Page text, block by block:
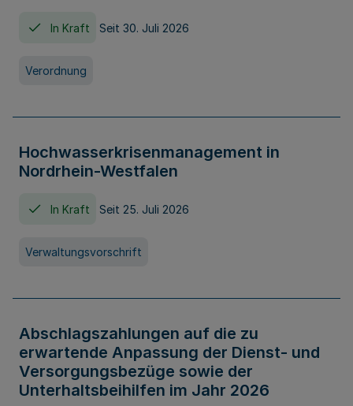
In Kraft Seit 30. Juli 2026
Verordnung
Hochwasserkrisenmanagement in
Nordrhein-Westfalen
In Kraft Seit 25. Juli 2026
Verwaltungsvorschrift
Abschlagszahlungen auf die zu
erwartende Anpassung der Dienst- und
Versorgungsbezüge sowie der
Unterhaltsbeihilfen im Jahr 2026